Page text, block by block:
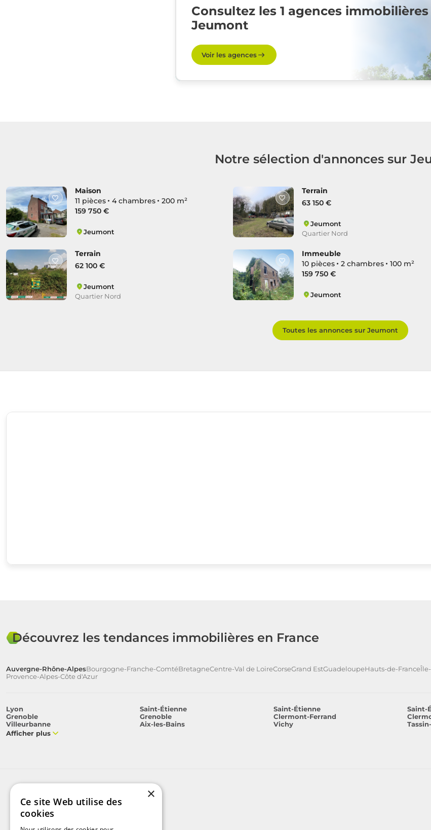
Consultez les 1 agences
Jeumont
Voir les agences
Notre sélection d'annonces sur
Maison
11 pièces
4 chambres
200 m²
159 750 €
Jeumont
Terrain
63 150 €
Jeumont
Quartier Nord
Terrain
62 100 €
Jeumont
Quartier Nord
Immeuble
10 pièces
2 chambres
100 m²
159 750 €
Jeumont
Toutes les annonces sur Jeumont
Découvrez les tendances immobilières en France
Auvergne-Rhône-AlpesBourgogne-Franche-ComtéBretagneCentre-Val de LoireCorseGrand EstGuadeloupeHauts-de-France
Provence-Alpes-Côte d'Azur
Lyon Saint-Étienne Saint-Étienne Saint-
Grenoble
Grenoble Clermont-Ferrand
Villeurbanne
Aix-les-Bains Vichy
Afficher plus
×
Ce site Web utilise des
cookies